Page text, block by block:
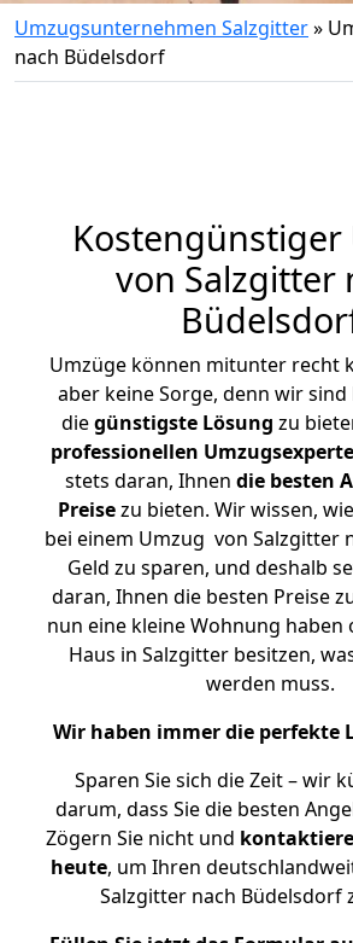
Umzugsunternehmen Salzgitter»
nach Büdelsdorf
Kostengünstiger
von Salzgitter
Umzüge können mitunter recht
aber keine Sorge, denn wir sind
diegünstigste Lösung zu
professionellen
stets daran, Ihnen die besten
Preisezu bieten. Wir wissen,
bei einem Umzug von Salzgitter
Geld zu sparen, und deshalb
daran, Ihnen die besten Preise
nun eine kleine Wohnung haben
Haus in Salzgitter besitzen,
werden muss.
Wir haben immer die perfekte
Sparen Sie sich die Zeit – wir
darum, dass Sie die besten
Zögern Sie nicht und
heute, um Ihren
Salzgitter nach Büdelsdorf